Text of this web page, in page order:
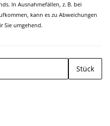
In Ausnahmefällen, z. B. bei
kann es zu Abweichungen
Sie umgehend.
Stück